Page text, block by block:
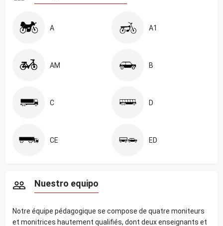
A A1
AM B
C D
CE ED
Nuestro equipo
Notre équipe pédagogique se compose de quatre moniteurs
et monitrices hautement qualifiés, dont deux enseignants et